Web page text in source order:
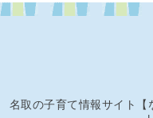
名取の子育て情報サイト【